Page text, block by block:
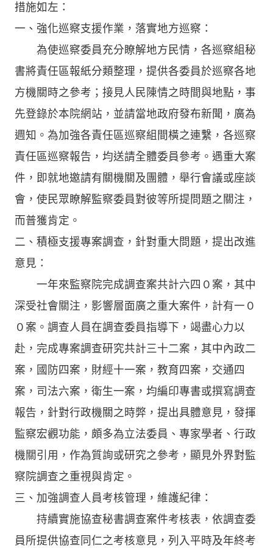
措施如左：
一、強化巡察支援作業，落實地方巡察：
為使巡察委員充分瞭解地方民情，各巡察組秘
書將責任區報紙分類整理，提供各委員於巡察各地
方機關時之參考；接見人民陳情之時間與地點，事
先登錄於本院網站，並請當地政府發布新聞，廣為
週知。為加強各責任區巡察組間橫之連繫，各巡察
責任區巡察報告，均送請全體委員參考。遇重大案
件，即就地邀請有關機關及團體，舉行會議或座談
會，使民眾瞭解監察委員對彼等所提問題之關注，
而普獲肯定。
二、積極支援專案調查，針對重大問題，提出改進
意見：
一年來監察院完成調查案共計六四０案，其中
深受社會關注，影響層面廣之重大案件，計有一０
０案。調查人員在調查委員指導下，竭盡心力以
赴，完成專案調查研究共計三十二案，其中內政二
案，國防四案，財經十一案，教育四案，交通四
案，司法六案，衛生一案，均編印專書或撰寫調查
報告，針對行政機關之時弊，提出具體意見，發揮
監察宏觀功能，頗多為立法委員、專家學者、行政
機關引用，作為質詢或研究之參考，顯見外界對監
察院調查之重視與肯定。
三、加強調查人員考核管理，維護紀律：
持續實施協查秘書調查案件考核表，依調查委
員所提供協查同仁之考核意見，列入平時及年終考